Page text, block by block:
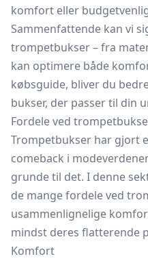
komfort eller
Sammenfattende kan vi
trompetbukser – fra
kan optimere både
købsguide, bliver du
bukser, der passer til din
Fordele ved
Trompetbukser har gjort
comeback i
grunde til det. I denne
de mange fordele ved
usammenlignelige
mindst deres flatterende
Komfort